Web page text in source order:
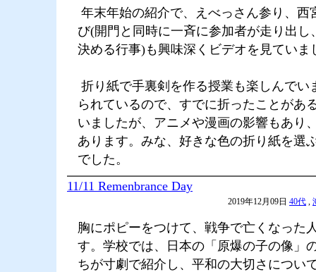
年末年始の紹介で、えべっさん参り、西
び(開門と同時に一斉に参加者が走り出し
決める行事)も興味深くビデオを見ていま
折り紙で手裏剣を作る授業も楽しんでい
られているので、すでに折ったことがあ
いましたが、アニメや漫画の影響もあり
あります。みな、好きな色の折り紙を選
でした。
11/11 Remenbrance Day
2019年12月09日 40代 ,
胸にポピーをつけて、戦争で亡くなった
す。学校では、日本の「原爆の子の像」
ちが寸劇で紹介し、平和の大切さについ